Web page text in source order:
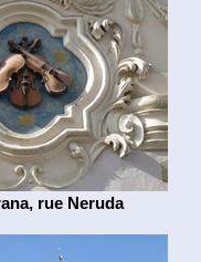
rue Neruda